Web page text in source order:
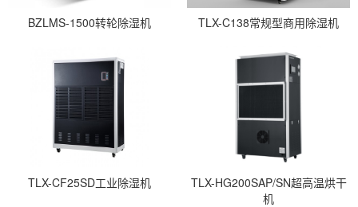
BZLMS-1500转轮除湿机 TLX-C138常规型商用除湿机
TLX-CF25SD工业除湿机
TLX-HG200SAP/SN超高温烘干
机